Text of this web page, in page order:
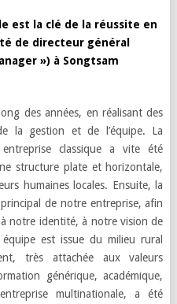
est la clé de la réussite en
de directeur général
») à Songtsam
des années, en réalisant des
la gestion et de l’équipe. La
classique a vite été
structure plate et horizontale,
humaines locales. Ensuite, la
de notre entreprise, afin
notre identité, à notre vision de
est issue du milieu rural
très attachée aux valeurs
générique, académique,
multinationale, a été